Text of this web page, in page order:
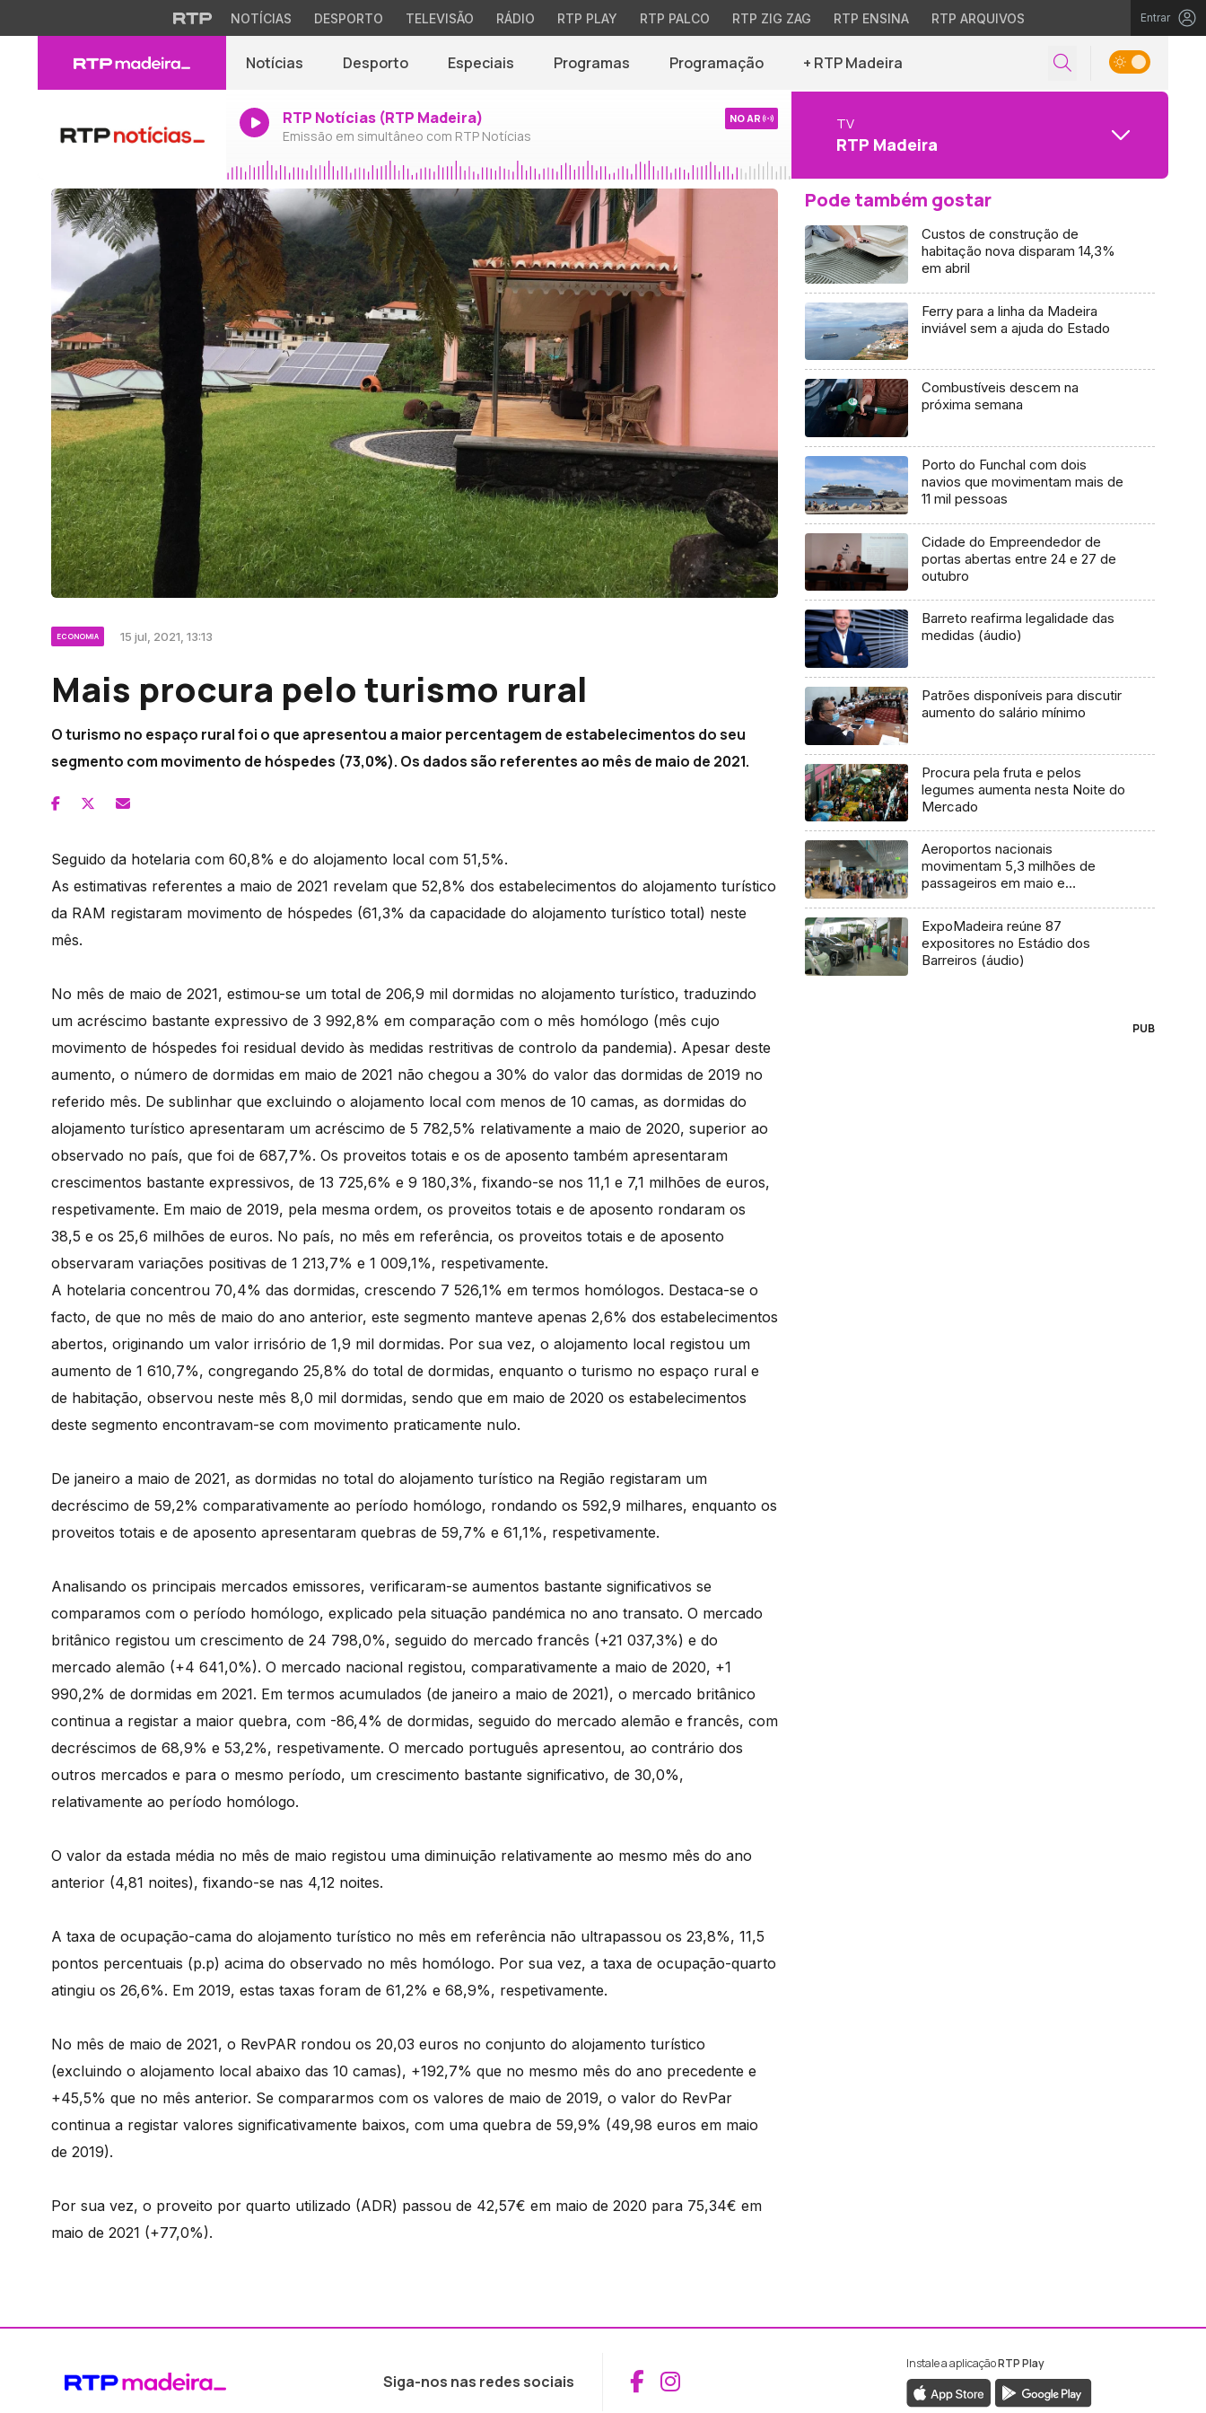
NOTÍCIAS DESPORTO TELEVISÃO RÁDIO RTP PLAY RTP PALCO RTP ZIG ZAG RTP ENSINA RTP ARQUIVOS Entrar
Notícias Desporto Especiais Programas Programação + RTP Madeira
RTP Notícias (RTP Madeira)
Emissão em simultâneo com RTP Notícias
NO AR TV
RTP Madeira
ECONOMIA 15 jul, 2021, 13:13
Mais procura pelo turismo rural
O turismo no espaço rural foi o que apresentou a maior percentagem de estabelecimentos do seu
segmento com movimento de hóspedes (73,0%). Os dados são referentes ao mês de maio de 2021.
Seguido da hotelaria com 60,8% e do alojamento local com 51,5%.
As estimativas referentes a maio de 2021 revelam que 52,8% dos estabelecimentos do alojamento turístico
da RAM registaram movimento de hóspedes (61,3% da capacidade do alojamento turístico total) neste
mês.
No mês de maio de 2021, estimou-se um total de 206,9 mil dormidas no alojamento turístico, traduzindo
um acréscimo bastante expressivo de 3 992,8% em comparação com o mês homólogo (mês cujo
movimento de hóspedes foi residual devido às medidas restritivas de controlo da pandemia). Apesar deste
aumento, o número de dormidas em maio de 2021 não chegou a 30% do valor das dormidas de 2019 no
referido mês. De sublinhar que excluindo o alojamento local com menos de 10 camas, as dormidas do
alojamento turístico apresentaram um acréscimo de 5 782,5% relativamente a maio de 2020, superior ao
observado no país, que foi de 687,7%. Os proveitos totais e os de aposento também apresentaram
crescimentos bastante expressivos, de 13 725,6% e 9 180,3%, fixando-se nos 11,1 e 7,1 milhões de euros,
respetivamente. Em maio de 2019, pela mesma ordem, os proveitos totais e de aposento rondaram os
38,5 e os 25,6 milhões de euros. No país, no mês em referência, os proveitos totais e de aposento
observaram variações positivas de 1 213,7% e 1 009,1%, respetivamente.
A hotelaria concentrou 70,4% das dormidas, crescendo 7 526,1% em termos homólogos. Destaca-se o
facto, de que no mês de maio do ano anterior, este segmento manteve apenas 2,6% dos estabelecimentos
abertos, originando um valor irrisório de 1,9 mil dormidas. Por sua vez, o alojamento local registou um
aumento de 1 610,7%, congregando 25,8% do total de dormidas, enquanto o turismo no espaço rural e
de habitação, observou neste mês 8,0 mil dormidas, sendo que em maio de 2020 os estabelecimentos
deste segmento encontravam-se com movimento praticamente nulo.
De janeiro a maio de 2021, as dormidas no total do alojamento turístico na Região registaram um
decréscimo de 59,2% comparativamente ao período homólogo, rondando os 592,9 milhares, enquanto os
proveitos totais e de aposento apresentaram quebras de 59,7% e 61,1%, respetivamente.
Analisando os principais mercados emissores, verificaram-se aumentos bastante significativos se
comparamos com o período homólogo, explicado pela situação pandémica no ano transato. O mercado
britânico registou um crescimento de 24 798,0%, seguido do mercado francês (+21 037,3%) e do
mercado alemão (+4 641,0%). O mercado nacional registou, comparativamente a maio de 2020, +1
990,2% de dormidas em 2021. Em termos acumulados (de janeiro a maio de 2021), o mercado britânico
continua a registar a maior quebra, com -86,4% de dormidas, seguido do mercado alemão e francês, com
decréscimos de 68,9% e 53,2%, respetivamente. O mercado português apresentou, ao contrário dos
outros mercados e para o mesmo período, um crescimento bastante significativo, de 30,0%,
relativamente ao período homólogo.
O valor da estada média no mês de maio registou uma diminuição relativamente ao mesmo mês do ano
anterior (4,81 noites), fixando-se nas 4,12 noites.
A taxa de ocupação-cama do alojamento turístico no mês em referência não ultrapassou os 23,8%, 11,5
pontos percentuais (p.p) acima do observado no mês homólogo. Por sua vez, a taxa de ocupação-quarto
atingiu os 26,6%. Em 2019, estas taxas foram de 61,2% e 68,9%, respetivamente.
No mês de maio de 2021, o RevPAR rondou os 20,03 euros no conjunto do alojamento turístico
(excluindo o alojamento local abaixo das 10 camas), +192,7% que no mesmo mês do ano precedente e
+45,5% que no mês anterior. Se compararmos com os valores de maio de 2019, o valor do RevPar
continua a registar valores significativamente baixos, com uma quebra de 59,9% (49,98 euros em maio
de 2019).
Por sua vez, o proveito por quarto utilizado (ADR) passou de 42,57€ em maio de 2020 para 75,34€ em
maio de 2021 (+77,0%).
Pode também gostar
Custos de construção de
habitação nova disparam 14,3%
em abril
Ferry para a linha da Madeira
inviável sem a ajuda do Estado
Combustíveis descem na
próxima semana
Porto do Funchal com dois
navios que movimentam mais de
11 mil pessoas
Cidade do Empreendedor de
portas abertas entre 24 e 27 de
outubro
Barreto reafirma legalidade das
medidas (áudio)
Patrões disponíveis para discutir
aumento do salário mínimo
Procura pela fruta e pelos
legumes aumenta nesta Noite do
Mercado
Aeroportos nacionais
movimentam 5,3 milhões de
passageiros em maio e
ExpoMadeira reúne 87
expositores no Estádio dos
Barreiros (áudio)
PUB
Siga-nos nas redes sociais Aceder ao Facebook da RTP Madeira
Aceder ao Instagram da RTP Madeira
Instale a aplicaçãoRTP Play